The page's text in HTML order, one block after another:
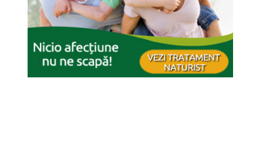
Munții Parâng
Click pe imagine pentru afișarea ei în întregime